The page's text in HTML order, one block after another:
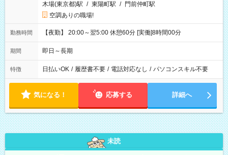
木場(東京都)駅 / 東陽町駅 / 門前仲町駅
空調ありの職場!
勤務時間 【夜勤】 20:00～翌5:00 休憩60分 [実働]8時間00分
期間 即日～長期
特徴 日払いOK / 履歴書不要 / 電話対応なし / パソコンスキル不要
気になる！ 応募する 詳細へ
未読